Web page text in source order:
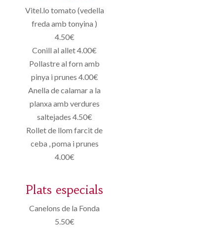
Vitel.lo tomato (vedella
freda amb tonyina )
4.50€
Conill al allet 4.00€
Pollastre al forn amb
pinya i prunes 4.00€
Anella de calamar a la
planxa amb verdures
saltejades 4.50€
Rollet de llom farcit de
ceba , poma i prunes
4.00€
Plats especials
Canelons de la Fonda
5.50€